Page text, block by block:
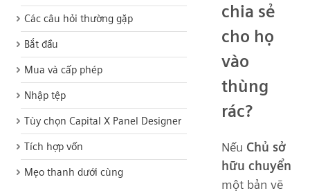
Các câu hỏi thường gặp
Bắt đầu
Mua và cấp phép
Nhập tệp
Tùy chọn Capital X Panel Designer
Tích hợp vốn
Mẹo thanh dưới cùng
chia sẻ
cho họ
vào
thùng
rác?
Nếu Chủ sở
hữu chuyển
một bản vẽ